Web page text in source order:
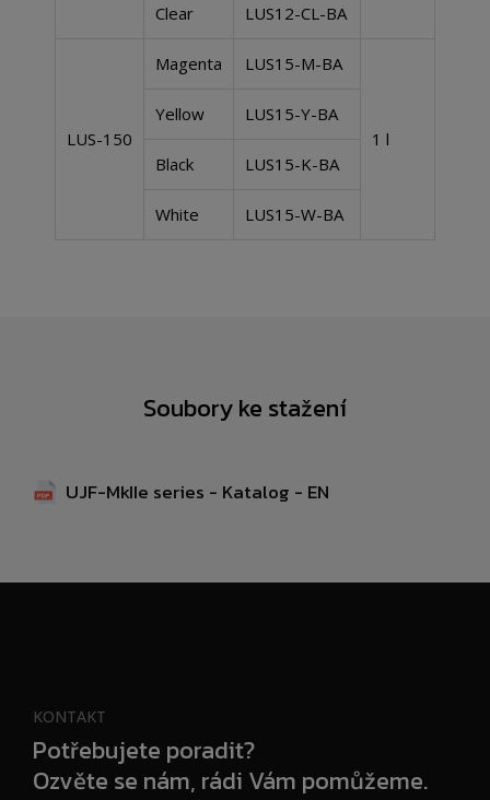
Clear LUS12-CL-BA
LUS-150
Magenta LUS15-M-BA
1 l
Yellow LUS15-Y-BA
Black LUS15-K-BA
White LUS15-W-BA
Soubory ke stažení
UJF-MkIIe series - Katalog - EN
KONTAKT
Potřebujete poradit?
Ozvěte se nám, rádi Vám pomůžeme.